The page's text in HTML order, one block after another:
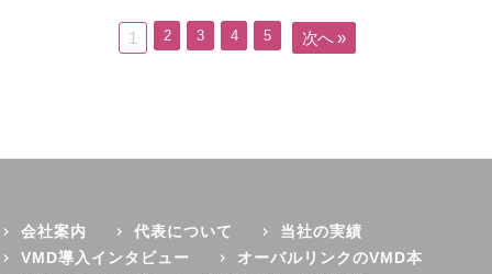
1 2 3 4 5 次へ »
会社案内 代表について
当社の実績
VMD導入インタビュー
オーバルリンクのVMD本